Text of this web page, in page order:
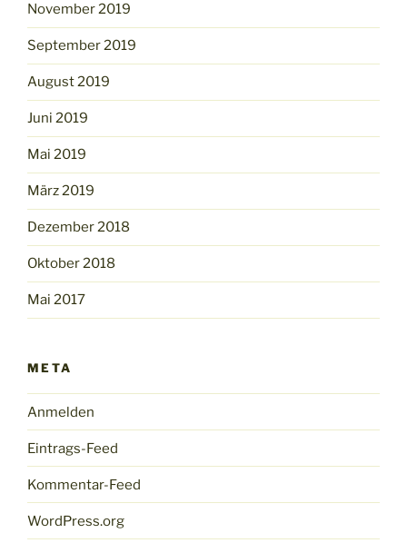
November 2019
September 2019
August 2019
Juni 2019
Mai 2019
März 2019
Dezember 2018
Oktober 2018
Mai 2017
META
Anmelden
Eintrags-Feed
Kommentar-Feed
WordPress.org